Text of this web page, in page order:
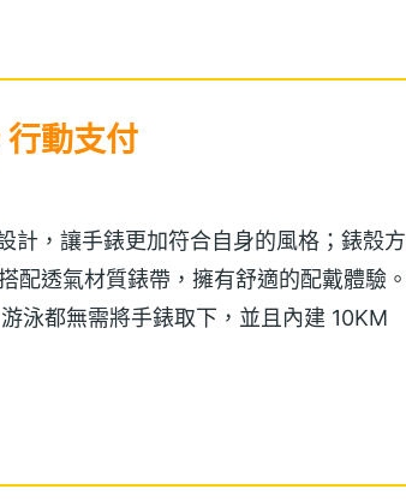
動支付
，讓手錶更加符合自身的風格；錶殼方
配透氣材質錶帶，擁有舒適的配戴體驗。
泳都無需將手錶取下，並且內建 10KM
建 Qualcomm Snapdragon Wear 3100